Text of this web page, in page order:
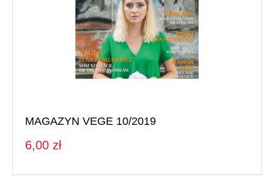
MAGAZYN VEGE 10/2019
6,00 zł